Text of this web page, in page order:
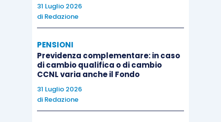
31 Luglio 2026
di Redazione
PENSIONI
Previdenza complementare: in caso
di cambio qualifica o di cambio
CCNL varia anche il Fondo
31 Luglio 2026
di Redazione